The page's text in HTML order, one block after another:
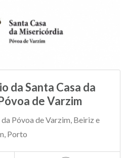
da Santa Casa da
de Varzim
Póvoa de Varzim, Beiriz e
Porto